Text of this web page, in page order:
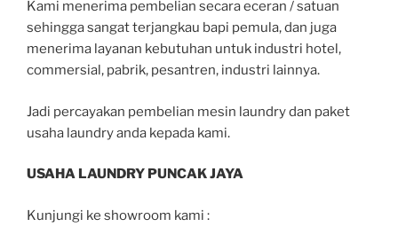
Kami menerima pembelian secara eceran / satuan
sehingga sangat terjangkau bapi pemula, dan juga
menerima layanan kebutuhan untuk industri hotel,
commersial, pabrik, pesantren, industri lainnya.
Jadi percayakan pembelian mesin laundry dan paket
usaha laundry anda kepada kami.
USAHA LAUNDRY PUNCAK JAYA
Kunjungi ke showroom kami :